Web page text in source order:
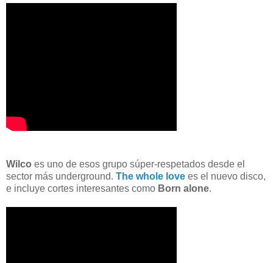
Wilco es uno de esos grupo súper-respetados desde el
sector más underground. The whole love es el nuevo disco,
e incluye cortes interesantes como Born alone.